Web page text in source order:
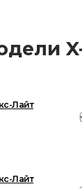
Лайт
Лайт